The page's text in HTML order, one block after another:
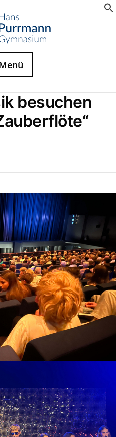
Menü
besuchen